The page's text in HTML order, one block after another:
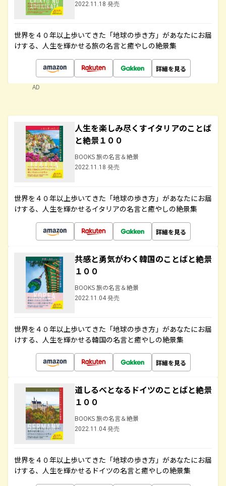
2022.11.18 発売
世界を４０年以上歩いてきた「地球の歩き方」があなたにお届
けする、人生を輝かせる旅の名言と癒やしの絶景集
詳細を見る
AD
人生を楽しみ尽くすイタリアのことば
と絶景１００
BOOKS 旅の名言＆絶景
2022.11.18 発売
世界を４０年以上歩いてきた「地球の歩き方」があなたにお届
けする、人生を輝かせるイタリアの名言と癒やしの絶景集
詳細を見る
共感と勇気がわく韓国のことばと絶景
１００
BOOKS 旅の名言＆絶景
2022.11.04 発売
世界を４０年以上歩いてきた「地球の歩き方」があなたにお届
けする、人生を輝かせる韓国の名言と癒やしの絶景集
詳細を見る
道しるべとなるドイツのことばと絶景
１００
BOOKS 旅の名言＆絶景
2022.11.04 発売
世界を４０年以上歩いてきた「地球の歩き方」があなたにお届
けする、人生を輝かせるドイツの名言と癒やしの絶景集